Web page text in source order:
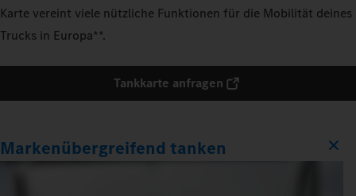
Karte vereint viele nützliche Funktionen für die Mobilität deines
Trucks in Europa**.
Tankkarte anfragen
Markenübergreifend tanken